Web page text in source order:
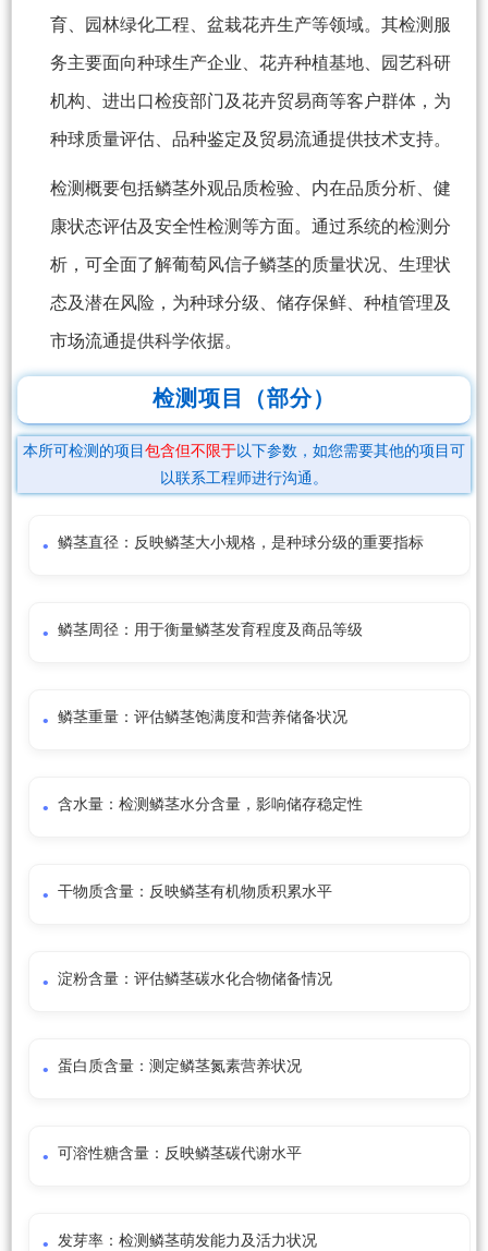
育、园林绿化工程、盆栽花卉生产等领域。其检测服
务主要面向种球生产企业、花卉种植基地、园艺科研
机构、进出口检疫部门及花卉贸易商等客户群体，为
种球质量评估、品种鉴定及贸易流通提供技术支持。
检测概要包括鳞茎外观品质检验、内在品质分析、健
康状态评估及安全性检测等方面。通过系统的检测分
析，可全面了解葡萄风信子鳞茎的质量状况、生理状
态及潜在风险，为种球分级、储存保鲜、种植管理及
市场流通提供科学依据。
检测项目（部分）
本所可检测的项目 包含但不限于以下参数，如您需要其他的项目可
以联系工程师进行沟通。
鳞茎直径：反映鳞茎大小规格，是种球分级的重要指标
鳞茎周径：用于衡量鳞茎发育程度及商品等级
鳞茎重量：评估鳞茎饱满度和营养储备状况
含水量：检测鳞茎水分含量，影响储存稳定性
干物质含量：反映鳞茎有机物质积累水平
淀粉含量：评估鳞茎碳水化合物储备情况
蛋白质含量：测定鳞茎氮素营养状况
可溶性糖含量：反映鳞茎碳代谢水平
发芽率：检测鳞茎萌发能力及活力状况